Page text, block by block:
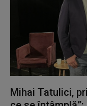
Mihai Tatulici,